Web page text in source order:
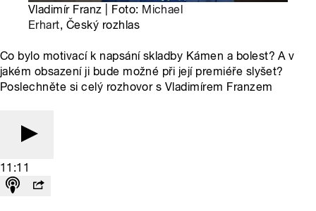
Vladimír Franz | Foto: Michael
Erhart, Český rozhlas
Co bylo motivací k napsání skladby Kámen a bolest? A v
jakém obsazení ji bude možné při její premiéře slyšet?
Poslechněte si celý rozhovor s Vladimírem Franzem
11:11